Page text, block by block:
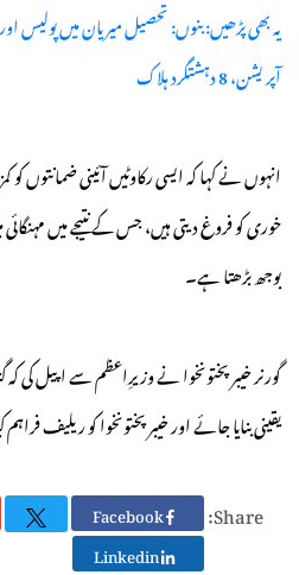
یہ بھی پڑھیں: بنوں: تحصیل میریان میں پولیس
آپریشن، 8 دہشتگرد ہلاک
انہوں نے کہا کہ ایسی رکاوٹیں آئینی ضمانتوں کو
خوری کو فروغ دیتی ہیں، جس کے نتیجے میں
بوجھ بڑھتا ہے۔
گورنر خیبرپختونخوا نے وزیرِاعظم سے اپیل کی
یقینی بنایا جائے اور خیبرپختونخوا کو ریلیف
Share:
Linkedin